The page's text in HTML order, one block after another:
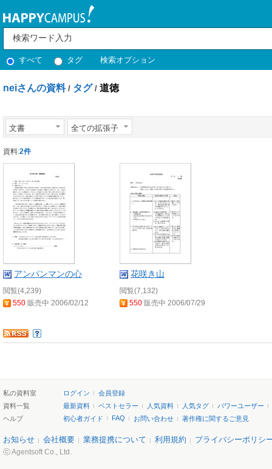
すべて タグ 検索オプション
neiさんの資料 / タグ / 道徳
文書 全ての拡張子
資料:2件
アンパンマンの心
閲覧(4,239)
550 販売中 2006/02/12
花咲き山
閲覧(7,132)
550 販売中 2006/07/29
私の資料室 ログイン
会員登録
資料一覧
最新資料 ベストセラー 人気資料 人気タグ
パワーユーザー
ヘルプ
初心者ガイド FAQ お問い合わせ 著作権に関するご意見
お知らせ 会社概要 業務提携について 利用規約 プライバシーポリシ
ⓒ Agentsoft Co., Ltd.